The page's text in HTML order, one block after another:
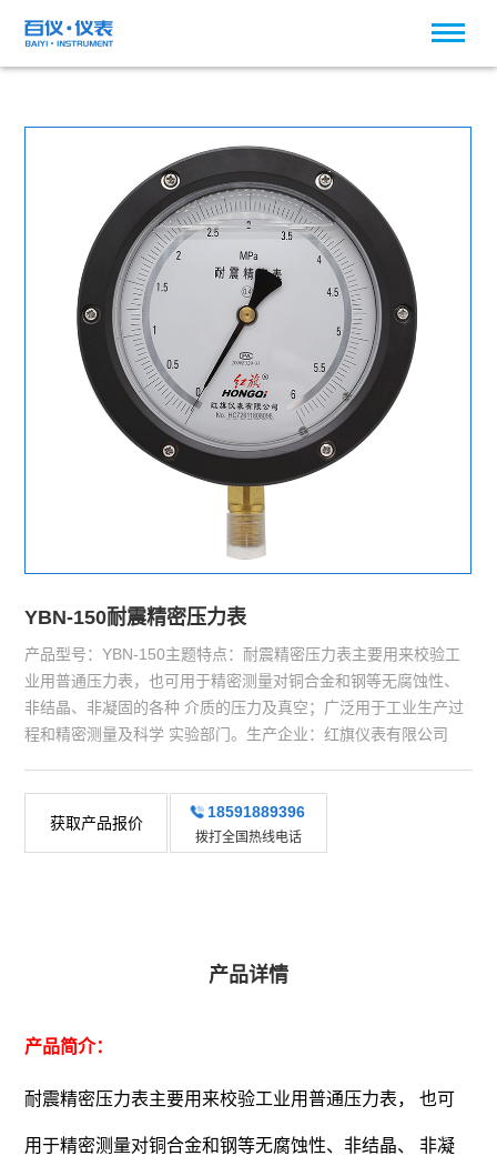
YBN-150耐震精密压力表
产品型号：YBN-150主题特点：耐震精密压力表主要用来校验工
业用普通压力表，也可用于精密测量对铜合金和钢等无腐蚀性、
非结晶、非凝固的各种 介质的压力及真空；广泛用于工业生产过
程和精密测量及科学 实验部门。生产企业：红旗仪表有限公司
获取产品报价
18591889396
拨打全国热线电话
产品详情
产品简介：
耐震精密压力表主要用来校验工业用普通压力表， 也可
用于精密测量对铜合金和钢等无腐蚀性、非结晶、 非凝